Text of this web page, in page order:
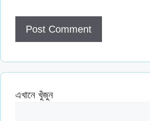
এখানে খুঁজুন